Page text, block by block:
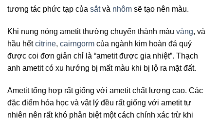
tương tác phức tạp của sắtvà nhôm sẽ tạo nên màu.
Khi nung nóng ametit thường chuyển thành màu vàng, và
hầu hếtcitrine, cairngorm của ngành kim hoàn đá quý
được coi đơn giản chỉ là “ametit được gia nhiệt”. Thạch
anh ametit có xu hướng bị mất màu khi bị lộ ra mặt đất.
Ametit tổng hợp rất giống với ametit chất lượng cao. Các
đặc điểm hóa học và vật lý đều rất giống với ametit tự
nhiên nên rất khó phân biệt một cách chính xác trừ khi